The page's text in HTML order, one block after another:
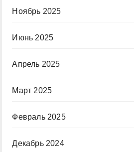
Ноябрь 2025
Июнь 2025
Апрель 2025
Март 2025
Февраль 2025
Декабрь 2024